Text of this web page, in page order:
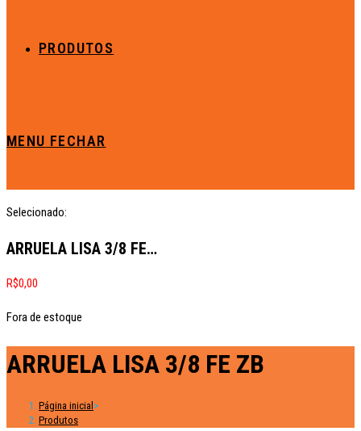
PRODUTOS
MENU FECHAR
Selecionado:
ARRUELA LISA 3/8 FE…
R$0,00
Fora de estoque
ARRUELA LISA 3/8 FE ZB
Página inicial >
Produtos